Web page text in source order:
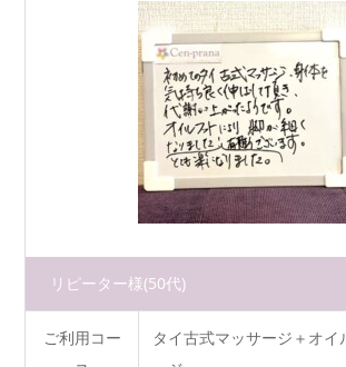
リピーター様(50代)
ご利用コー
タイ古式マッサージ＋オイ